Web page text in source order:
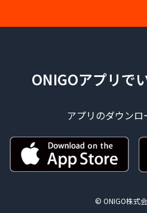
ONIGOアプリで
アプリのダウンロ
© ONIGO株式